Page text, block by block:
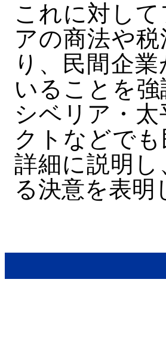
これに対し
アの商法や
り、民間企
いることを
シベリア・
クトなどで
詳細に説明
る決意を表明